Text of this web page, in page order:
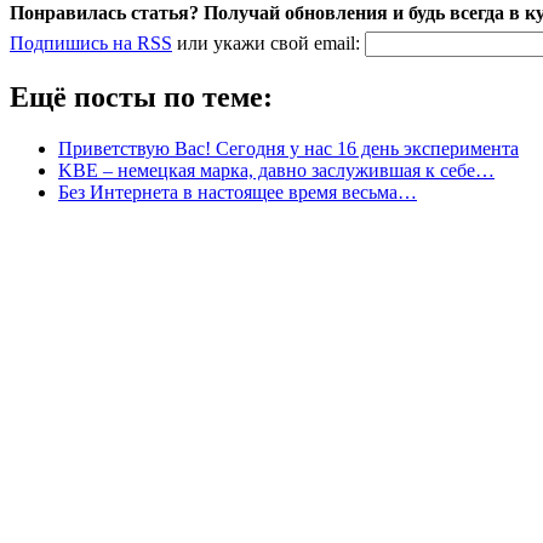
Понравилась статья? Получай обновления и будь всегда в
Подпишись на RSS или укажи свой email:
Ещё посты по теме:
Приветствую Вас! Сегодня у нас 16 день эксперимента
KBE – немецкая марка, давно заслужившая к себе…
Без Интернета в настоящее время весьма…